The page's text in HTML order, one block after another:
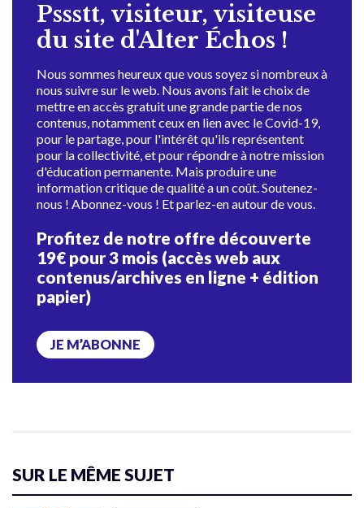
Pssstt, visiteur, visiteuse
du site d'Alter Échos !
Nous sommes heureux que vous soyez si nombreux à
nous suivre sur le web. Nous avons fait le choix de
mettre en accès gratuit une grande partie de nos
contenus, notamment ceux en lien avec le Covid-19,
pour le partage, pour l'intérêt qu'ils représentent
pour la collectivité, et pour répondre à notre mission
d'éducation permanente. Mais produire une
information critique de qualité a un coût. Soutenez-
nous ! Abonnez-vous ! Et parlez-en autour de vous.
Profitez de notre offre découverte
19€ pour 3 mois (accès web aux
contenus/archives en ligne + édition
papier)
JE M’ABONNE
SUR LE MÊME SUJET